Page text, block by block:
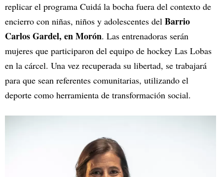
replicar el programa Cuidá la bocha fuera del contexto de
encierro con niñas, niños y adolescentes del Barrio
Carlos Gardel, en Morón. Las entrenadoras serán
mujeres que participaron del equipo de hockey Las Lobas
en la cárcel. Una vez recuperada su libertad, se trabajará
para que sean referentes comunitarias, utilizando el
deporte como herramienta de transformación social.